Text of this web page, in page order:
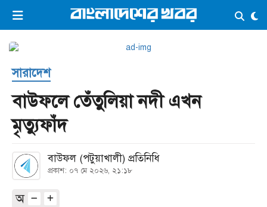
ভিডিও ই-পেপার লগইন ×
প্রচ্ছদ
সর্বশেষ
সব বিভাগ
আর্কাইভ
কনভার্টার
সারাদেশ
বাউফলে তেঁতুলিয়া নদী এখন
মৃত্যুফাঁদ
বাউফল (পটুয়াখালী) প্রতিনিধি
প্রকাশ: ০৭ মে ২০২৬, ২১:১৮
অ